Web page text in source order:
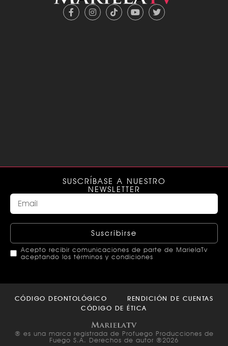
SUSCRÍBASE A NUESTRO
NEWSLETTER
Suscribirse
Acepto recibir comunicaciones de parte de MarielaTv
aceptando los términos y condiciones
should
CÓDIGO DEONTOLÓGICO
RENDICIÓN DE CUENTAS
CÓDIGO DE ÉTICA
® es una marca registrada de Profuego Producciones de
Fuego S.A. Derechos de autor ®2026